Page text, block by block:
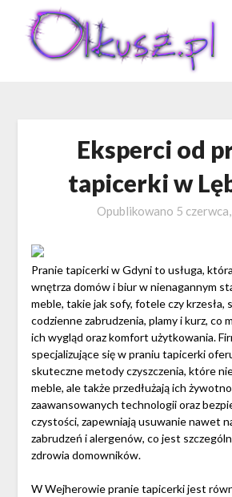
content
Eksperci od
tapicerki w
Opublikowano 5
Pranie tapicerki w Gdyni to usługa,
wnętrza domów i biur w nienagannym
meble, takie jak sofy, fotele czy krzesła,
codzienne zabrudzenia, plamy i kurz, co
ich wygląd oraz komfort użytkowania.
specjalizujące się w praniu tapicerki
skuteczne metody czyszczenia, które
meble, ale także przedłużają ich
zaawansowanych technologii oraz
czystości, zapewniają usuwanie nawet
zabrudzeń i alergenów, co jest
zdrowia domowników.
W Wejherowie pranie tapicerki jest